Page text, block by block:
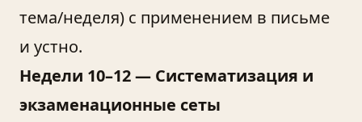
тема/неделя) с применением в письме
и устно.
Недели 10–12 — Систематизация и
экзаменационные сеты